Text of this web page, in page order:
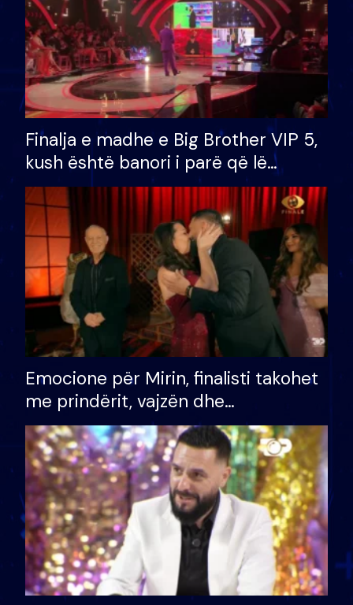
Finalja e madhe e Big Brother VIP 5,
kush është banori i parë që lë
shtëpinë dhe humb mundësinë për
të fituar çmimin e madh
Emocione për Mirin, finalisti takohet
me prindërit, vajzën dhe
bashkëshorten: S’kemi ndonjë letër
divorci apo jo?